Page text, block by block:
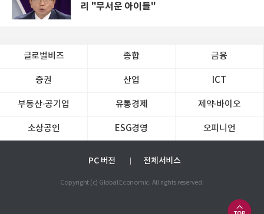
리 "무서운 아이들"
글로벌비즈 종합 금융
증권 산업 ICT
부동산·공기업 유통경제 제약∙바이오
소상공인 ESG경영 오피니언
PC 버전 전체서비스
Copyright (c) Global Economic. All rights reserved.